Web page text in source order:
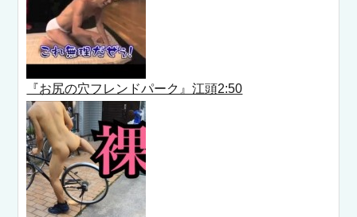
『お尻の穴フレンドパーク』江頭2:50